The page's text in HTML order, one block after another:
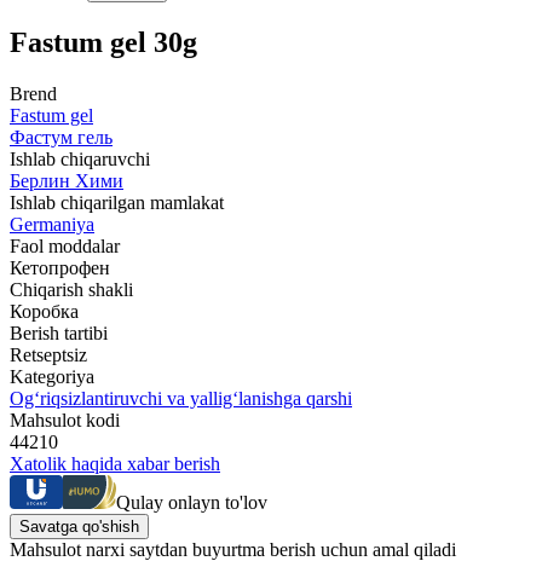
Fastum gel 30g
Brend
Fastum gel
Фастум гель
Ishlab chiqaruvchi
Берлин Хими
Ishlab chiqarilgan mamlakat
Germaniya
Faol moddalar
Кетопрофен
Chiqarish shakli
Коробка
Berish tartibi
Retseptsiz
Kategoriya
Og‘riqsizlantiruvchi va yallig‘lanishga qarshi
Mahsulot kodi
44210
Xatolik haqida xabar berish
Qulay onlayn to'lov
Savatga qo'shish
Mahsulot narxi saytdan buyurtma berish uchun amal qiladi